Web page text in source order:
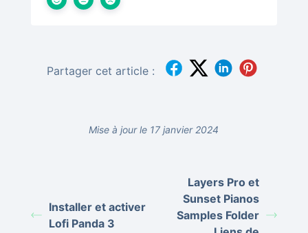
Partager cet article :
Mise à jour le 17 janvier 2024
Installer et activer
Lofi Panda 3
Layers Pro et
Sunset Pianos
Samples Folder